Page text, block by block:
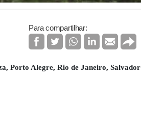
Para compartilhar:
Porto Alegre, Rio de Janeiro, Salvador